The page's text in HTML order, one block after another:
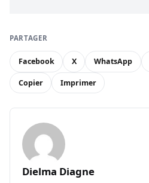
PARTAGER
Facebook X WhatsApp
Copier Imprimer
Dielma Diagne